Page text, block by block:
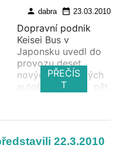
person dabra date_range 23.03.2010
Dopravní podnik
Keisei Bus v
Japonsku uvedl do
provozu deset
nových kloubových
autobusů Citaro, pět
roku 2010.
PŘEČÍS
T
22.3.2010